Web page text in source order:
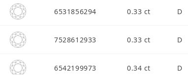
6531856294 0.33 ct D
7528612933 0.33 ct D
6542199973 0.34 ct D